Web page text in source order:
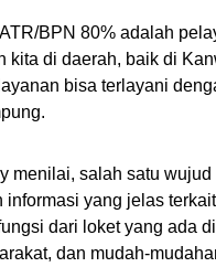
BPN 80% adalah
kita di daerah, baik di
bisa terlayani
menilai, salah satu
informasi yang jelas
dari loket yang ada
dan mudah-